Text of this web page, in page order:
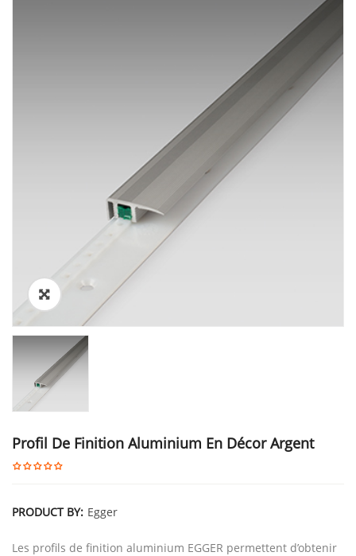
Profil De Finition Aluminium En Décor Argent
PRODUCT BY: Egger
Les profils de finition aluminium EGGER permettent d’obtenir